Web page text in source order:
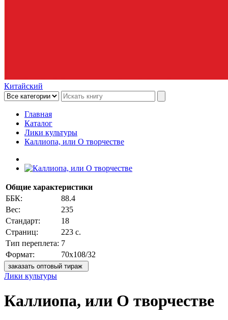
Китайский
Главная
Каталог
Лики культуры
Каллиопа, или О творчестве
Общие характеристики
ББК:
88.4
Вес:
235
Стандарт:
18
Страниц:
223 с.
Тип переплета: 7
Формат:
70x108/32
заказать оптовый тираж
Лики культуры
Каллиопа, или О творчестве